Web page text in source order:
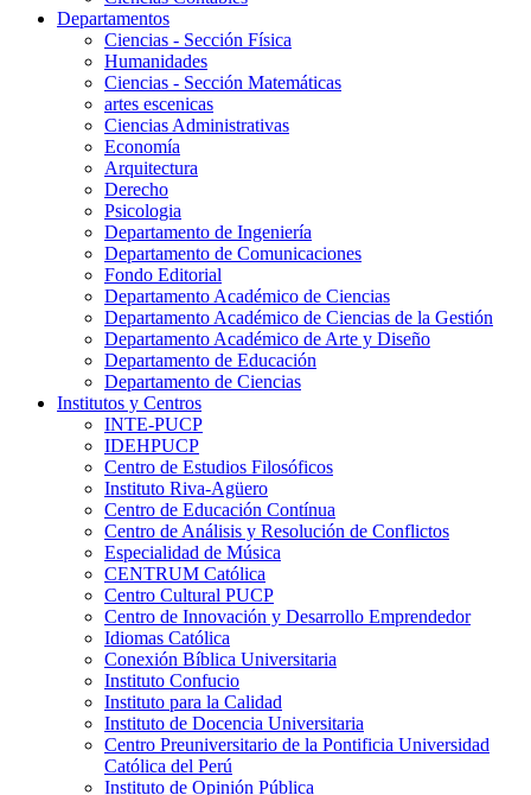
Departamentos
Ciencias - Sección Física
Humanidades
Ciencias - Sección Matemáticas
artes escenicas
Ciencias Administrativas
Economía
Arquitectura
Derecho
Psicologia
Departamento de Ingeniería
Departamento de Comunicaciones
Fondo Editorial
Departamento Académico de Ciencias
Departamento Académico de Ciencias de la Gestión
Departamento Académico de Arte y Diseño
Departamento de Educación
Departamento de Ciencias
Institutos y Centros
INTE-PUCP
IDEHPUCP
Centro de Estudios Filosóficos
Instituto Riva-Agüero
Centro de Educación Contínua
Centro de Análisis y Resolución de Conflictos
Especialidad de Música
CENTRUM Católica
Centro Cultural PUCP
Centro de Innovación y Desarrollo Emprendedor
Idiomas Católica
Conexión Bíblica Universitaria
Instituto Confucio
Instituto para la Calidad
Instituto de Docencia Universitaria
Centro Preuniversitario de la Pontificia Universidad
Católica del Perú
Instituto de Opinión Pública